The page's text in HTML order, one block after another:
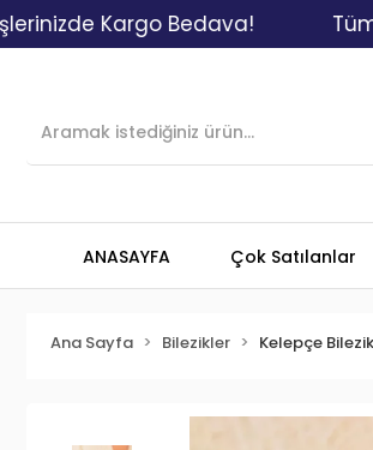
Kargo Bedava! Tüm
ANASAYFA Çok Satılanlar
Ana Sayfa Bilezikler Kelepçe